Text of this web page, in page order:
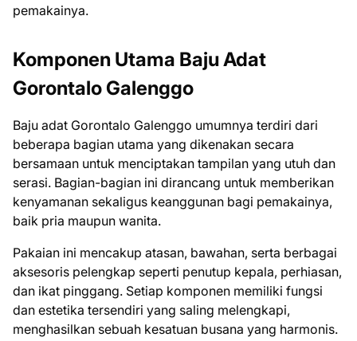
pemakainya.
Komponen Utama Baju Adat
Gorontalo Galenggo
Baju adat Gorontalo Galenggo umumnya terdiri dari
beberapa bagian utama yang dikenakan secara
bersamaan untuk menciptakan tampilan yang utuh dan
serasi. Bagian-bagian ini dirancang untuk memberikan
kenyamanan sekaligus keanggunan bagi pemakainya,
baik pria maupun wanita.
Pakaian ini mencakup atasan, bawahan, serta berbagai
aksesoris pelengkap seperti penutup kepala, perhiasan,
dan ikat pinggang. Setiap komponen memiliki fungsi
dan estetika tersendiri yang saling melengkapi,
menghasilkan sebuah kesatuan busana yang harmonis.